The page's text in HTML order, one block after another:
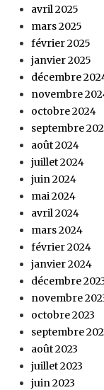
avril 2025
mars 2025
février 2025
janvier 2025
décembre
novembre
octobre 2024
septembre
août 2024
juillet 2024
juin 2024
mai 2024
avril 2024
mars 2024
février 2024
janvier 2024
décembre
novembre
octobre 2023
septembre
août 2023
juillet 2023
juin 2023